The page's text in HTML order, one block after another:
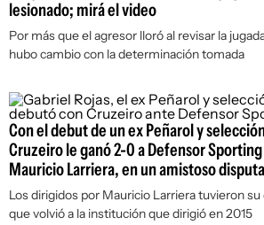
lesionado; mirá el video
Por más que el agresor lloró al revisar la
hubo cambio con la determinación tomada
Con el debut de un ex Peñarol y
Cruzeiro le ganó 2-0 a Defensor
Mauricio Larriera, en un amistoso
Los dirigidos por Mauricio Larriera tuvieron
que volvió a la institución que dirigió en 2015